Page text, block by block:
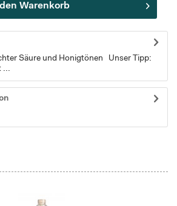
Warenkorb
Säure und Honigtönen Unser Tipp:
...